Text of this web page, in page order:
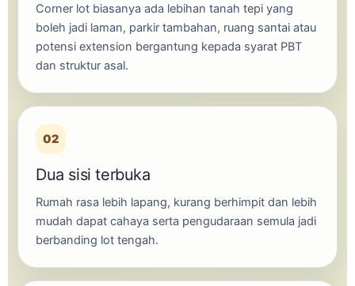
Corner lot biasanya ada lebihan tanah tepi yang
boleh jadi laman, parkir tambahan, ruang santai atau
potensi extension bergantung kepada syarat PBT
dan struktur asal.
02
Dua sisi terbuka
Rumah rasa lebih lapang, kurang berhimpit dan lebih
mudah dapat cahaya serta pengudaraan semula jadi
berbanding lot tengah.